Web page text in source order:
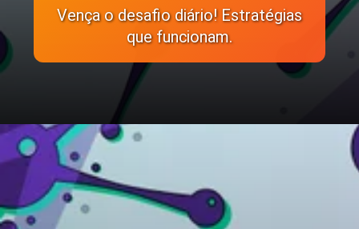
Vença o desafio diário! Estratégias
que funcionam.